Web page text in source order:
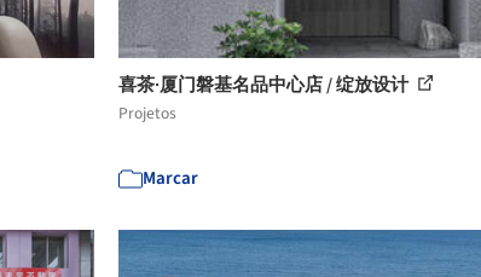
喜茶·厦门磐基名品中心店 / 绽放设计
Projetos
Marcar